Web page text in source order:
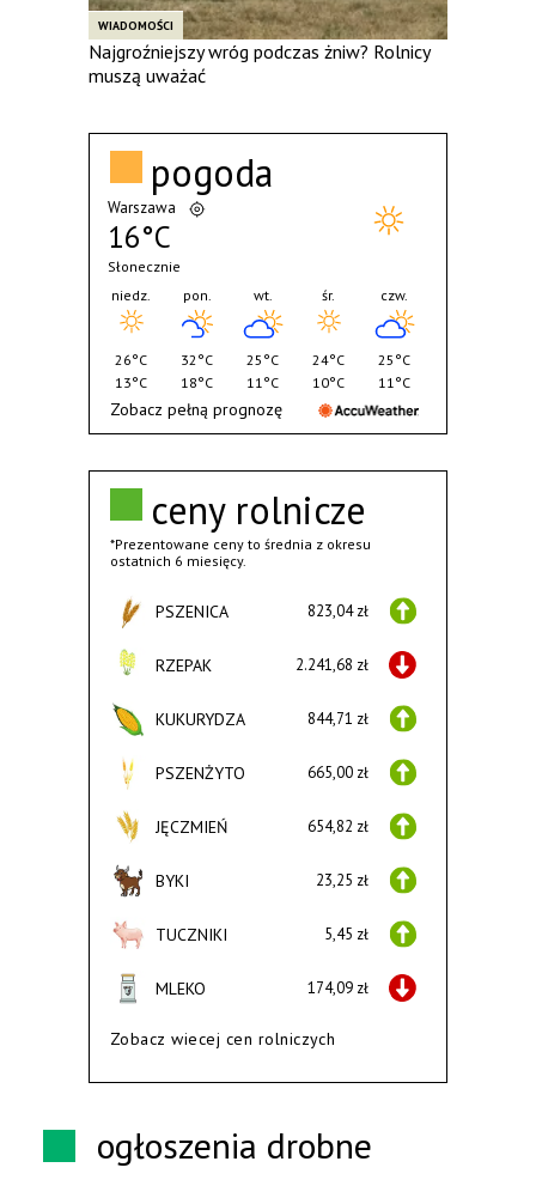
WIADOMOŚCI
Najgroźniejszy wróg podczas żniw? Rolnicy
muszą uważać
ceny rolnicze
*Prezentowane ceny to średnia z okresu
ostatnich 6 miesięcy.
PSZENICA 823,04 zł
RZEPAK 2.241,68 zł
KUKURYDZA 844,71 zł
PSZENŻYTO 665,00 zł
JĘCZMIEŃ 654,82 zł
BYKI 23,25 zł
TUCZNIKI 5,45 zł
MLEKO 174,09 zł
Zobacz wiecej cen rolniczych
pogoda
Warszawa
16°C
Słonecznie
niedz.
26°C
13°C
pon.
32°C
18°C
wt.
25°C
11°C
śr.
24°C
10°C
czw.
25°C
11°C
Zobacz pełną prognozę
ogłoszenia drobne